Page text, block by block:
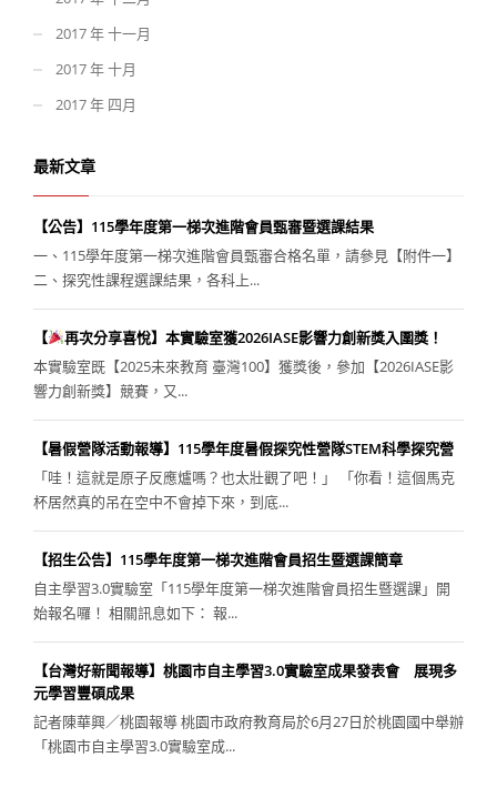
2017 年 十一月
2017 年 十月
2017 年 四月
最新文章
【公告】115學年度第一梯次進階會員甄審暨選課結果
一、115學年度第一梯次進階會員甄審合格名單，請參見【附件一】
二、探究性課程選課結果，各科上...
【
再次分享喜悅】本實驗室獲2026IASE影響力創新獎入圍獎！
本實驗室既【2025未來教育 臺灣100】獲獎後，參加【2026IASE影
響力創新獎】競賽，又...
【暑假營隊活動報導】115學年度暑假探究性營隊STEM科學探究營
「哇！這就是原子反應爐嗎？也太壯觀了吧！」 「你看！這個馬克
杯居然真的吊在空中不會掉下來，到底...
【招生公告】115學年度第一梯次進階會員招生暨選課簡章
自主學習3.0實驗室「115學年度第一梯次進階會員招生暨選課」開
始報名囉！ 相關訊息如下： 報...
【台灣好新聞報導】桃園市自主學習3.0實驗室成果發表會 展現多
元學習豐碩成果
記者陳華興／桃園報導 桃園市政府教育局於6月27日於桃園國中舉辦
「桃園市自主學習3.0實驗室成...